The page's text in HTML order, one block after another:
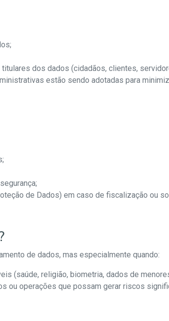
dos dados (cidadãos, clientes,
estão sendo adotadas para
de Dados) em caso de fiscalização ou
de dados, mas especialmente quando:
(saúde, religião, biometria, dados de
ou operações que possam gerar riscos